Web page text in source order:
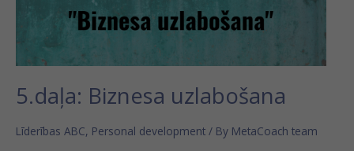
5.daļa: Biznesa uzlabošana
Līderības ABC, Personal development / By MetaCoach team